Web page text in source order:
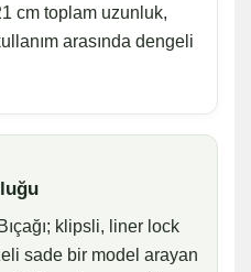
cm toplam uzunluk,
arasında dengeli
klipsli, liner lock
sade bir model arayan